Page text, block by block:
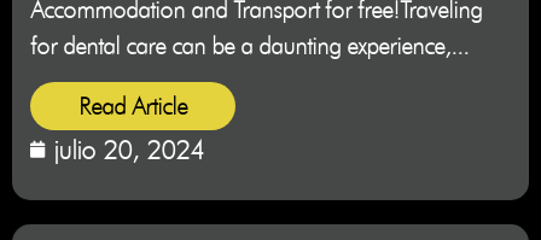
Accommodation and Transport for free!Traveling
for dental care can be a daunting experience,...
Read Article
julio 20, 2024